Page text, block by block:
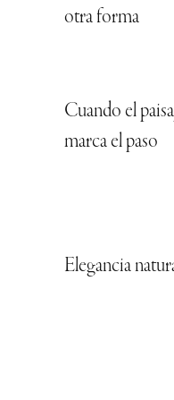
otra forma
Cuando el
marca el paso
Elegancia